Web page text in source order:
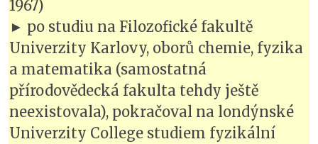
1967)
► po studiu na Filozofické fakultě
Univerzity Karlovy, oborů chemie, fyzika
a matematika (samostatná
přírodovědecká fakulta tehdy ještě
neexistovala), pokračoval na londýnské
Univerzity College studiem fyzikální